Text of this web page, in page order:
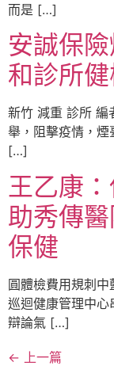
而是 […]
安誠保
和診所
新竹 減重 診所 編
舉，阻擊疫情，煙
[…]
王乙康
助秀傳
保健
圓體檢費用規刺
巡迴健康管理中
辯論氣 […]
← 上一篇